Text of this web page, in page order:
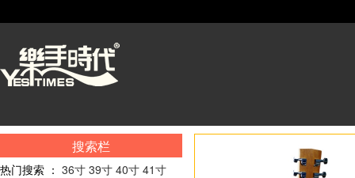
搜索栏
热门搜索 ： 36寸 39寸 40寸 41寸